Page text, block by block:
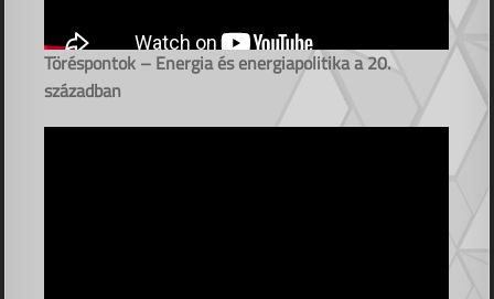
Töréspontok – Energia és energiapolitika a 20.
században